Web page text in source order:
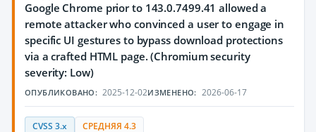
Google Chrome prior to 143.0.7499.41 allowed a
remote attacker who convinced a user to engage in
specific UI gestures to bypass download protections
via a crafted HTML page. (Chromium security
severity: Low)
ОПУБЛИКОВАНО: 2025-12-02ИЗМЕНЕНО: 2026-06-17
CVSS 3.x СРЕДНЯЯ 4.3